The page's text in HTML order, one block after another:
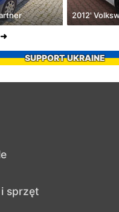
2012'
SUPPORT UKRAINE
sprzęt